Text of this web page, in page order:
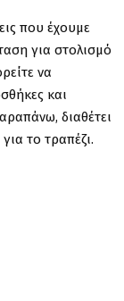
που έχουμε
για στολισμό
να
και
διαθέτει
το τραπέζι.